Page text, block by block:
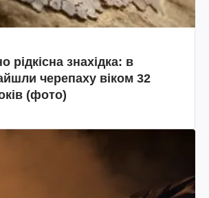
рідкісна знахідка: в
черепаху віком 32
(фото)